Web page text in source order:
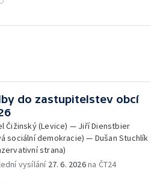
do zastupitelstev obcí
Čižinský (Levice) — Jiří Dienstbier
sociální demokracie) — Dušan Stuchlík
strana)
vysílání 27. 6. 2026na ČT24